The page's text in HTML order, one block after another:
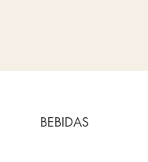
BEBIDAS